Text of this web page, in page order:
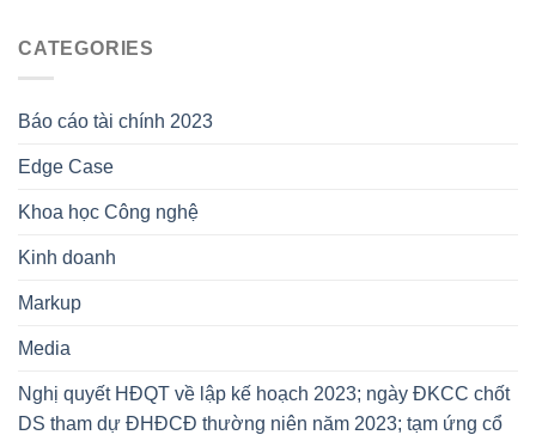
CATEGORIES
Báo cáo tài chính 2023
Edge Case
Khoa học Công nghệ
Kinh doanh
Markup
Media
Nghị quyết HĐQT về lập kế hoạch 2023; ngày ĐKCC chốt
DS tham dự ĐHĐCĐ thường niên năm 2023; tạm ứng cổ